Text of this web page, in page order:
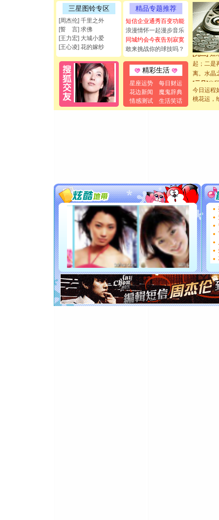
三星图铃专区
[周杰伦] 千里之外
[誓 言] 求佛
[王力宏] 大城小爱
[王心凌] 花的嫁纱
精品专题推荐
短信企业通秀百变功能
浪漫情怀一起漫步音乐
同城约会今夜告别寂寞
敢来挑战你的球技吗？
精彩生活
星座运势
每日财运
花边新闻
魔鬼辞典
情感测试
生活笑话
[圣诞节]
如意,快
[元旦]看
断电。爱
你是我专
[元旦]如
起；二是
离。水晶
[元旦]当
泣，这痛
卖了。水
[春节]风
要平安！
[圣诞节]
能正大
都要快乐
[圣诞节]
如意,快
[元旦]
看
断电。
你是我
[元旦]如
起；二是
离。水晶
[元旦]当
今日运程
桃花运，